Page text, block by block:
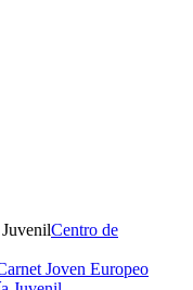
Centro de
Joven Europeo